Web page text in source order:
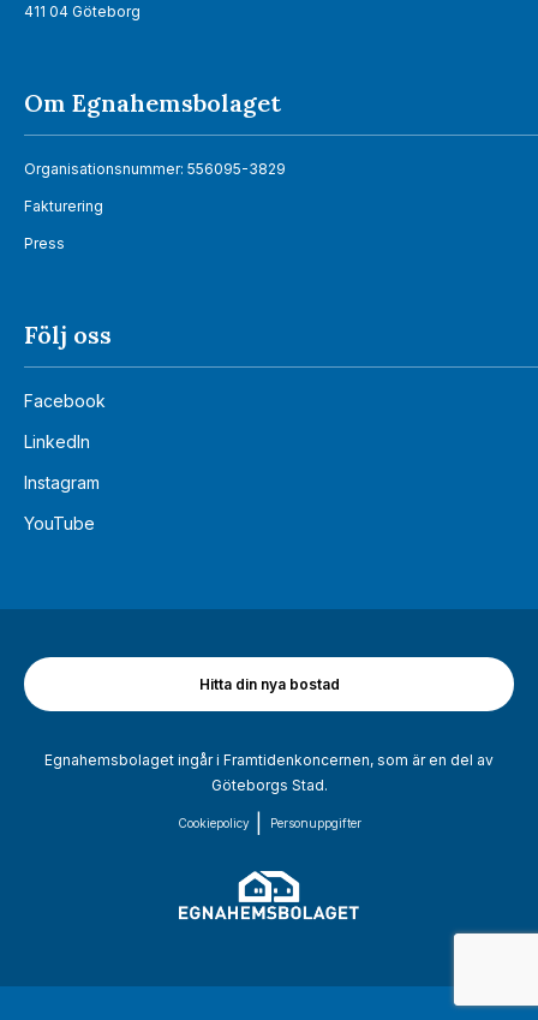
411 04 Göteborg
Om Egnahemsbolaget
Organisationsnummer: 556095-3829
Fakturering
Press
Följ oss
Facebook
LinkedIn
Instagram
YouTube
Hitta din nya bostad
Egnahemsbolaget ingår i Framtidenkoncernen, som är en del av
Göteborgs Stad.
Cookiepolicy Personuppgifter